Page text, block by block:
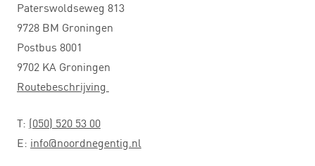
Paterswoldseweg 813
9728 BM Groningen
Postbus 8001
9702 KA Groningen
Routebeschrijving
T: (050) 520 53 00
E: info@noordnegentig.nl